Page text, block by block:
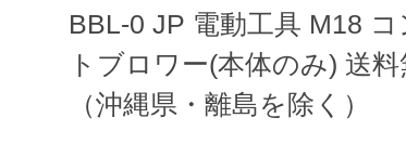
BBL-0 JP 電動工具 M18 コ
トブロワー(本体のみ) 送
（沖縄県・離島を除く）